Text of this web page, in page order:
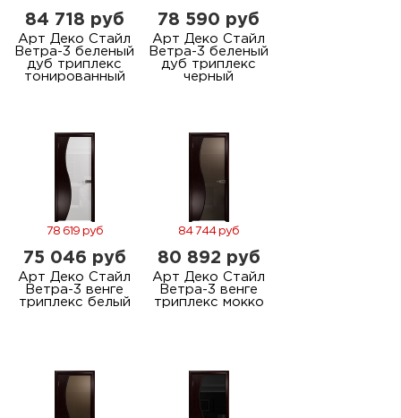
84 718 руб
Арт Деко Стайл
Ветра-3 беленый
дуб триплекс
тонированный
78 590 руб
Арт Деко Стайл
Ветра-3 беленый
дуб триплекс
черный
78 619 руб
75 046 руб
Арт Деко Стайл
Ветра-3 венге
триплекс белый
84 744 руб
80 892 руб
Арт Деко Стайл
Ветра-3 венге
триплекс мокко